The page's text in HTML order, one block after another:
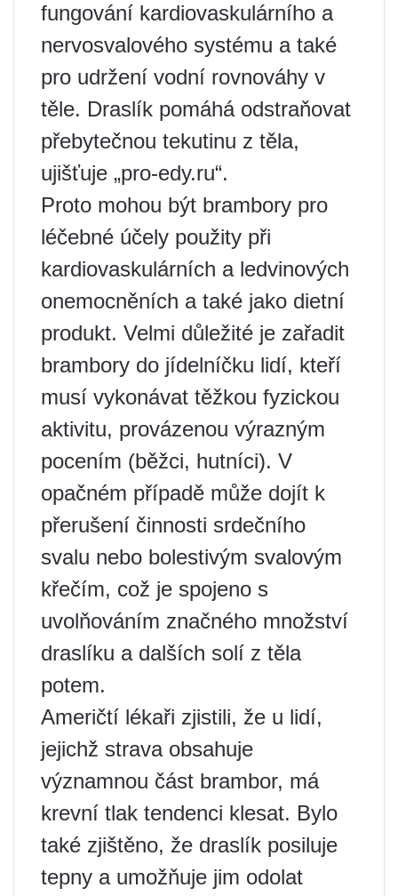
fungování kardiovaskulárního a
nervosvalového systému a také
pro udržení vodní rovnováhy v
těle. Draslík pomáhá odstraňovat
přebytečnou tekutinu z těla,
ujišťuje „pro-edy.ru“.
Proto mohou být brambory pro
léčebné účely použity při
kardiovaskulárních a ledvinových
onemocněních a také jako dietní
produkt. Velmi důležité je zařadit
brambory do jídelníčku lidí, kteří
musí vykonávat těžkou fyzickou
aktivitu, provázenou výrazným
pocením (běžci, hutníci). V
opačném případě může dojít k
přerušení činnosti srdečního
svalu nebo bolestivým svalovým
křečím, což je spojeno s
uvolňováním značného množství
draslíku a dalších solí z těla
potem.
Američtí lékaři zjistili, že u lidí,
jejichž strava obsahuje
významnou část brambor, má
krevní tlak tendenci klesat. Bylo
také zjištěno, že draslík posiluje
tepny a umožňuje jim odolat